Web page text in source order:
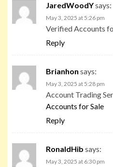
JaredWoodYsays:
May 3, 2025 at 5:26 pm
Verified Accounts
Reply
Brianhon says:
May 3, 2025 at 5:28 pm
Account Trading
Accounts for Sale
Reply
RonaldHib says:
May 3, 2025 at 6:30 pm